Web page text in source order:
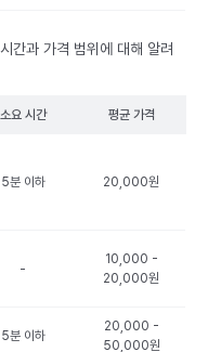
간과 가격 범위에 대해 알려
소요 시간 평균 가격
5분 이하 20,000원
-
10,000 -
20,000원
5분 이하
20,000 -
50,000원